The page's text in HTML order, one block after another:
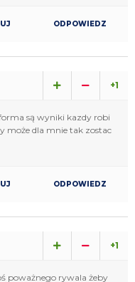
ODPOWIEDZ
+1
są wyniki kazdy robi
może dla mnie tak zostac
ODPOWIEDZ
+1
poważnego rywala żeby